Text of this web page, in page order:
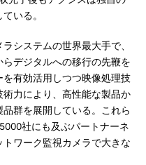
いる。
システムの世界最大手で、
デジタルへの移行の先鞭を
有効活用しつつ映像処理技
力により、高性能な製品か
群を展開している。これら
社にも及ぶパートナーネ
ワーク監視カメラで大きな